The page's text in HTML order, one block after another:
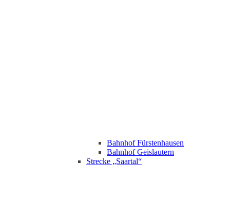
Bahnhof Fürstenhausen
Bahnhof Geislautern
Strecke „Saartal“